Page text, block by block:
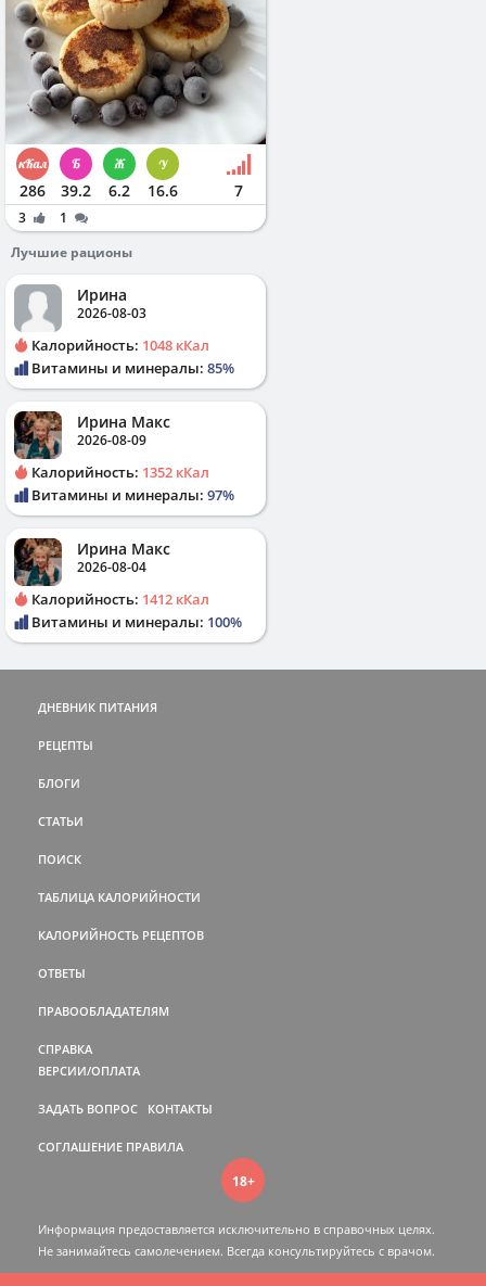
286 39.2 6.2 16.6 7
3
1
Лучшие рационы
Ирина
2026-08-03
Калорийность: 1048 кКал
Витамины и минералы: 85%
Ирина Макс
2026-08-09
Калорийность: 1352 кКал
Витамины и минералы: 97%
Ирина Макс
2026-08-04
Калорийность: 1412 кКал
Витамины и минералы: 100%
ДНЕВНИК ПИТАНИЯ
РЕЦЕПТЫ
БЛОГИ
СТАТЬИ
ПОИСК
ТАБЛИЦА КАЛОРИЙНОСТИ
КАЛОРИЙНОСТЬ РЕЦЕПТОВ
ОТВЕТЫ
ПРАВООБЛАДАТЕЛЯМ
СПРАВКА
ВЕРСИИ/ОПЛАТА
ЗАДАТЬ ВОПРОС КОНТАКТЫ
СОГЛАШЕНИЕ ПРАВИЛА
18+
Информация предоставляется исключительно в справочных целях.
Не занимайтесь самолечением. Всегда консультируйтесь c врачом.